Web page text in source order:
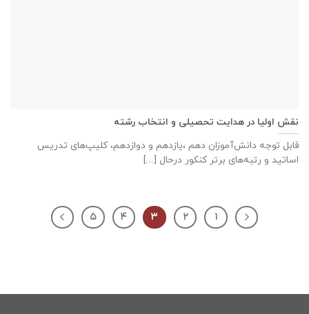
نقش اولیا در هدایت تحصیلی و انتخاب رشته
قابل توجه دانش‌آموزان دهم ،یازدهم و دوازدهم، کلیپ‌های تدریس
اساتید و رتبه‌های برتر کنکور درحال [...]
۱ ۲ ۳ ۴ ۵